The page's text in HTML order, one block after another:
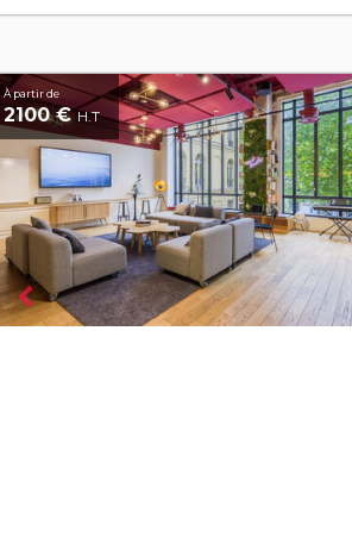
À partir de
2100 €H.T